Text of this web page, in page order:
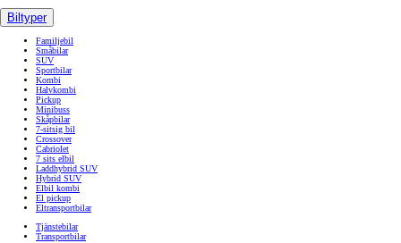
Biltyper
Familjebil
Småbilar
SUV
Sportbilar
Kombi
Halvkombi
Pickup
Minibuss
Skåpbilar
7-sitsig bil
Crossover
Cabriolet
7 sits elbil
Laddhybrid SUV
Hybrid SUV
Elbil kombi
El pickup
Eltransportbilar
Tjänstebilar
Transportbilar